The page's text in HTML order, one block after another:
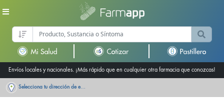
Envíos locales y nacionales. ¡Más rápido que en cualquier otra farmacia que conozcas!
Selecciona tu dirección de entrega